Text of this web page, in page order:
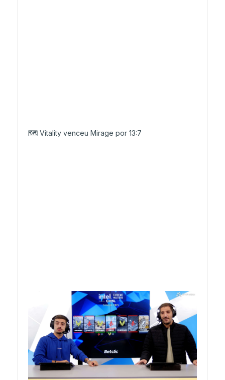
🗺️ Vitality venceu Mirage por 13:7